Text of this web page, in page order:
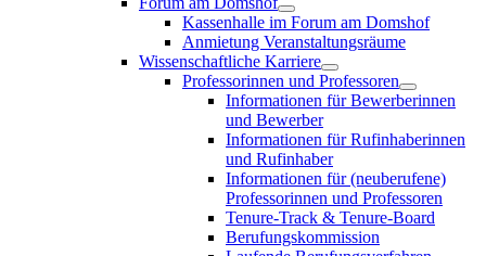
Kassenhalle im Forum am Domshof
Anmietung Veranstaltungsräume
Wissenschaftliche Karriere
Professorinnen und Professoren
Informationen für Bewerberinnen
und Bewerber
Informationen für Rufinhaberinnen
und Rufinhaber
Informationen für (neuberufene)
Professorinnen und Professoren
Tenure-Track & Tenure-Board
Berufungskommission